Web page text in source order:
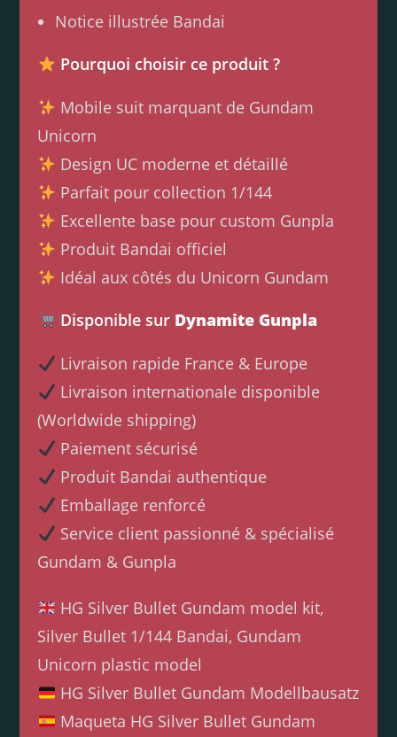
Notice illustrée Bandai
Pourquoi choisir ce produit ?
Mobile suit marquant de Gundam
Unicorn
Design UC moderne et détaillé
Parfait pour collection 1/144
Excellente base pour custom Gunpla
Produit Bandai officiel
Idéal aux côtés du Unicorn Gundam
Disponible sur Dynamite Gunpla
Livraison rapide France & Europe
Livraison internationale disponible
(Worldwide shipping)
Paiement sécurisé
Produit Bandai authentique
Emballage renforcé
Service client passionné & spécialisé
Gundam & Gunpla
HG Silver Bullet Gundam model kit,
Silver Bullet 1/144 Bandai, Gundam
Unicorn plastic model
HG Silver Bullet Gundam Modellbausatz
Maqueta HG Silver Bullet Gundam